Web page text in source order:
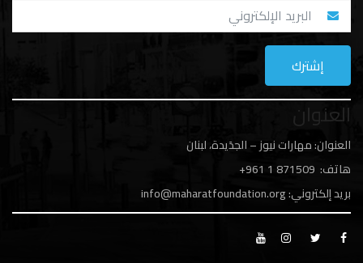
العنوان
العنوان: مهارات نيوز – الجدَيدة، لبنان
هاتف: 1 871509 961+
بريد إلكتروني:info@maharatfoundation.org